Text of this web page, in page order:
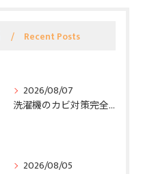
Recent Posts
2026/08/07
洗濯機のカビ対策完全ガイド｜洗濯槽の裏側まで考えた再発防止のポイント
2026/08/05